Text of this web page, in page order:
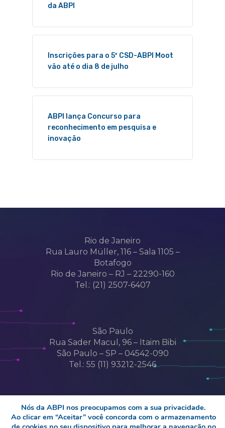
da ABPI
Inscrições para o 5º CSD-ABPI Moot
vão até o dia 8 de julho
ABPI lança Concurso para
reconhecimento em pesquisa e
inovação
Rio de Janeiro
Rua Lauro Müller, 116 – Sala 1105 –
Botafogo
Rio de Janeiro – RJ – 22290-160
Tel.: (21) 2507-6407
São Paulo
Rua Sader Macul, 96 – Itaim Bibi
São Paulo – SP – 04542-090
Tel.: 55 (11) 93212-2546
Nós da ABPI nos preocupamos com a sua privacidade.
Ao clicar em “Aceitar” você concorda com o armazenamento